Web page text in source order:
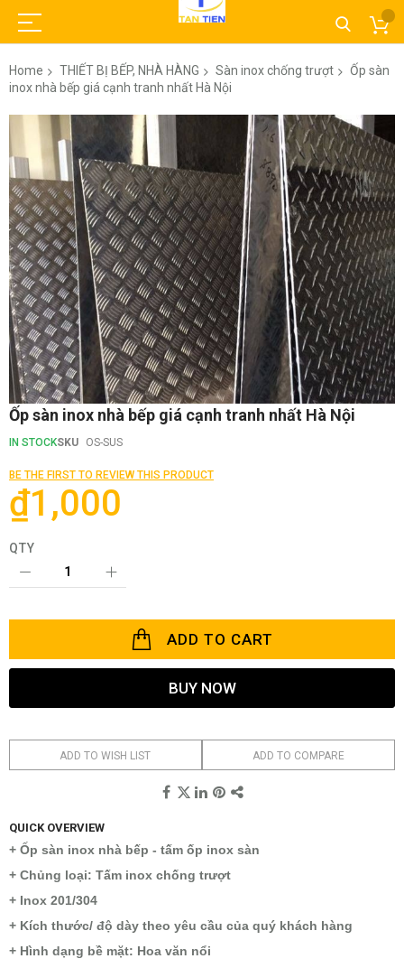
Home THIẾT BỊ BẾP, NHÀ HÀNG Sàn inox chống trượt
Ốp sàn
inox nhà bếp giá cạnh tranh nhất Hà Nội
end
of
the
images
gallery
Skip
to
the
of
the
images
gallery
Ốp sàn inox nhà bếp giá cạnh tranh nhất Hà Nội
IN STOCKSKU OS-SUS
BE THE FIRST TO REVIEW THIS PRODUCT
₫1,000
QTY
ADD TO CART
BUY NOW
ADD TO WISH LIST ADD TO COMPARE
QUICK OVERVIEW
+ Ốp sàn inox nhà bếp - tấm ốp inox sàn
+ Chủng loại: Tấm inox chống trượt
+ Inox 201/304
+ Kích thước/ độ dày theo yêu cầu của quý khách hàng
+ Hình dạng bề mặt: Hoa văn nổi